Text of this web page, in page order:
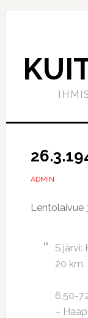
Hyppää
Hyppää
ADMIN
Lentolaivue
S.järvi:
20 km.
6.50-
–